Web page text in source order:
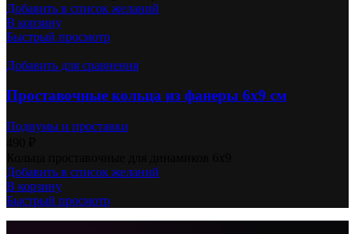
Добавить в список желаний
В корзину
Быстрый просмотр
Добавить для сравнения
Проставочные кольца из фанеры 6х9 см
Подиумы и проставки
Добавить в список желаний
В корзину
Быстрый просмотр